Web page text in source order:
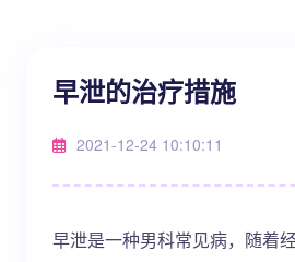
早泄的治疗措施
2021-12-24 10:10:11
早泄是一种男科常见病，随着